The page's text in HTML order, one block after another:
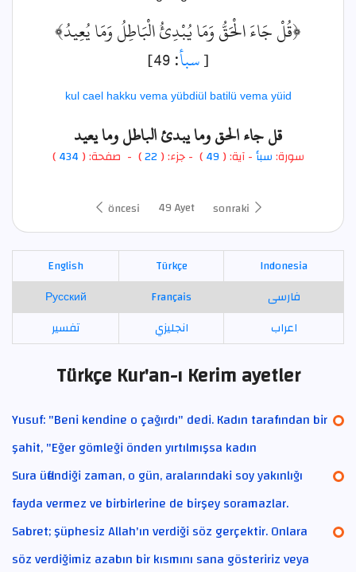
﴿قُلْ جَاءَ الْحَقُّ وَمَا يُبْدِئُ الْبَاطِلُ وَمَا يُعِيدُ﴾
[سبأ: 49]
kul cael hakku vema yübdiül batilü vema yüid
قل جاء الحق وما يبدئ الباطل وما يعيد
سورة:سبأ- آية: (49
) - جزء: ( 22) - صفحة: ( 434
)
öncesi 49 Ayet sonraki
English Türkçe
Indonesia
Русский
Français
فارسی
تفسير
انجليزي اعراب
Türkçe Kur'an-ı Kerim ayetler
Yusuf: "Beni kendine o çağırdı" dedi. Kadın tarafından bir
şahit, "Eğer gömleği önden yırtılmışsa kadın
Sura üflendiği zaman, o gün, aralarındaki soy yakınlığı
fayda vermez ve birbirlerine de birşey soramazlar.
Sabret; şüphesiz Allah'ın verdiği söz gerçektir. Onlara
söz verdiğimiz azabın bir kısmını sana gösteririz veya